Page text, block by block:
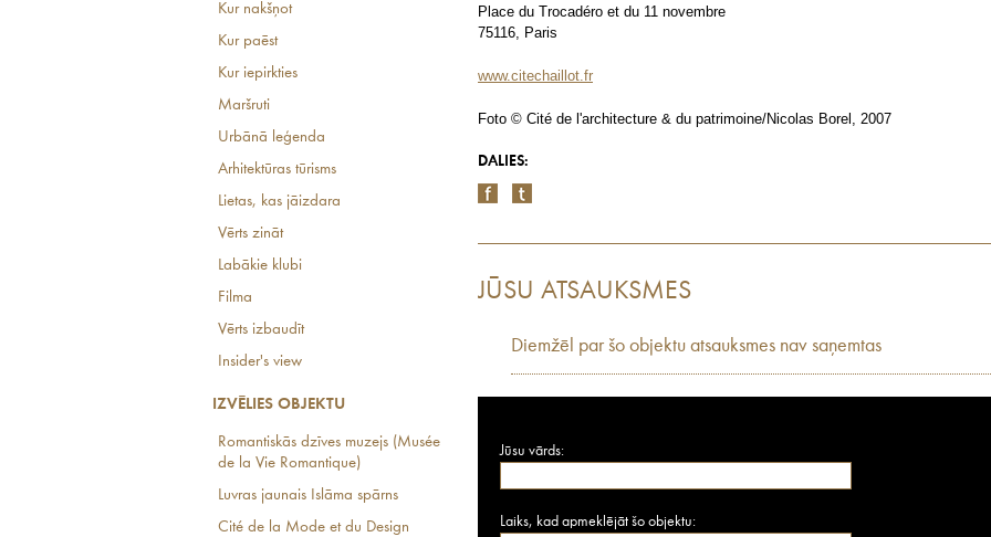
Kur nakšņot
Kur paēst
Kur iepirkties
Maršruti
Urbānā leģenda
Arhitektūras tūrisms
Lietas, kas jāizdara
Vērts zināt
Labākie klubi
Filma
Vērts izbaudīt
Insider's view
IZVĒLIES OBJEKTU
Romantiskās dzīves muzejs (Musée
de la Vie Romantique)
Luvras jaunais Islāma spārns
Cité de la Mode et du Design
Place du Trocadéro et du 11 novembre
75116, Paris
www.citechaillot.fr
Foto © Cité de l'architecture & du patrimoine/Nicolas Borel, 2007
DALIES:
JŪSU ATSAUKSMES
Diemžēl par šo objektu atsauksmes nav saņemtas
Jūsu vārds:
Laiks, kad apmeklējāt šo objektu: